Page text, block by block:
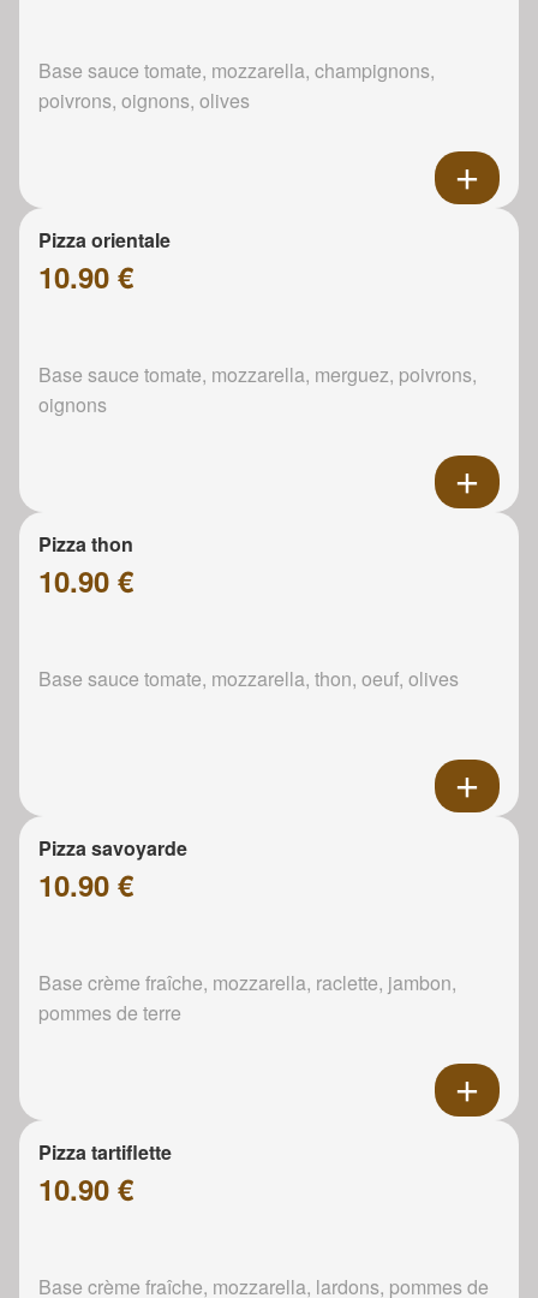
Base sauce tomate, mozzarella, champignons,
poivrons, oignons, olives
Pizza orientale
10.90 €
Base sauce tomate, mozzarella, merguez, poivrons,
oignons
Pizza thon
10.90 €
Base sauce tomate, mozzarella, thon, oeuf, olives
Pizza savoyarde
10.90 €
Base crème fraîche, mozzarella, raclette, jambon,
pommes de terre
Pizza tartiflette
10.90 €
Base crème fraîche, mozzarella, lardons, pommes de